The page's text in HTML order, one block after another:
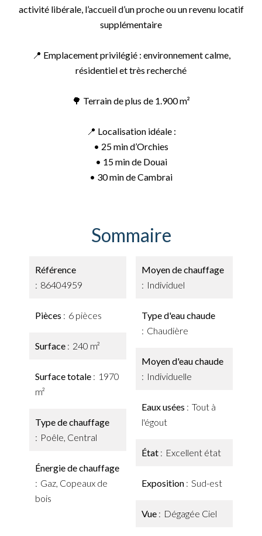
activité libérale, l’accueil d’un proche ou un revenu locatif
supplémentaire
📍 Emplacement privilégié : environnement calme,
résidentiel et très recherché
🌳 Terrain de plus de 1.900 m²
📍 Localisation idéale :
• 25 min d’Orchies
• 15 min de Douai
• 30 min de Cambrai
Sommaire
Référence
86404959
Pièces 6 pièces
Surface 240 m²
Surface totale
1970
m²
Type de chauffage
Poêle, Central
Énergie de chauffage
Gaz, Copeaux de
bois
Moyen de chauffage
Individuel
Type d'eau chaude
Chaudière
Moyen d'eau chaude
Individuelle
Eaux usées
Tout à
l'égout
État Excellent état
Exposition Sud-est
Vue Dégagée Ciel